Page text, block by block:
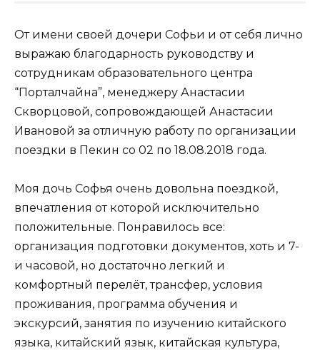
От имени своей дочери Софьи и от себя лично
выражаю благодарность руководству и
сотрудникам образовательного центра
“Порталчайна”, менеджеру Анастасии
Скворцовой, сопровождающей Анастасии
Ивановой за отличную работу по организации
поездки в Пекин со 02 по 18.08.2018 года.
Моя дочь Софья очень довольна поездкой,
впечатления от которой исключительно
положительные. Понравилось все:
организация подготовки документов, хоть и 7-
и часовой, но достаточно легкий и
комфортный перелёт, трансфер, условия
проживания, программа обучения и
экскурсий, занятия по изучению китайского
языка, китайский язык, китайская культура,